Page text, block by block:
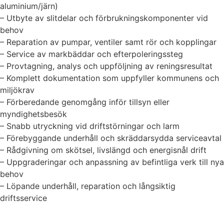
aluminium/järn)
– Utbyte av slitdelar och förbrukningskomponenter vid
behov
– Reparation av pumpar, ventiler samt rör och kopplingar
– Service av markbäddar och efterpoleringssteg
– Provtagning, analys och uppföljning av reningsresultat
– Komplett dokumentation som uppfyller kommunens och
miljökrav
– Förberedande genomgång inför tillsyn eller
myndighetsbesök
– Snabb utryckning vid driftstörningar och larm
– Förebyggande underhåll och skräddarsydda serviceavtal
– Rådgivning om skötsel, livslängd och energisnål drift
– Uppgraderingar och anpassning av befintliga verk till nya
behov
– Löpande underhåll, reparation och långsiktig
driftsservice